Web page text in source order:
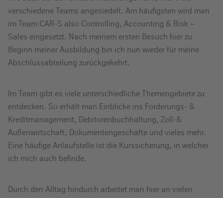
verschiedene Teams angesiedelt. Am häufigsten wird man
im Team CAR-S also Controlling, Accounting & Risk –
Sales eingesetzt. Nach meinem ersten Besuch hier zu
Beginn meiner Ausbildung bin ich nun wieder für meine
Abschlussabteilung zurückgekehrt.
Im Team gibt es viele unterschiedliche Themengebiete zu
entdecken. So erhält man Einblicke ins Forderungs- &
Kreditmanagement, Debitorenbuchhaltung, Zoll-&
Außenwirtschaft, Dokumentengeschäfte und vieles mehr.
Eine häufige Anlaufstelle ist die Kurssicherung, in welcher
ich mich auch befinde.
Durch den Alltag hindurch arbeitet man hier an vielen